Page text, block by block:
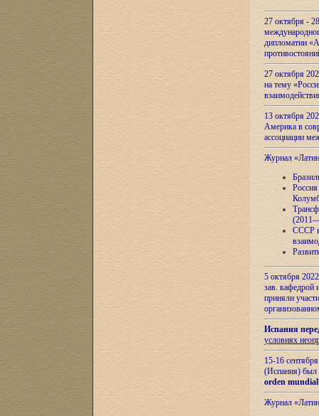
27 октября -
дипломатии
27 октября
на тему
13 октября
Америка в
ассоциации
Журнал
СССР и
5 октября
зав.
приняли
Испания
условиях
15-16
(Испания) был
orden
Журнал